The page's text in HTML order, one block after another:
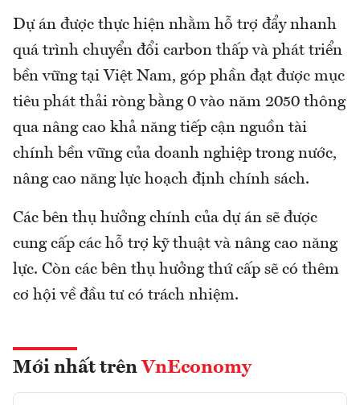
Dự án được thực hiện nhằm hỗ trợ đẩy nhanh
quá trình chuyển đổi carbon thấp và phát triển
bền vững tại Việt Nam, góp phần đạt được mục
tiêu phát thải ròng bằng 0 vào năm 2050 thông
qua nâng cao khả năng tiếp cận nguồn tài
chính bền vững của doanh nghiệp trong nước,
nâng cao năng lực hoạch định chính sách.
Các bên thụ hưởng chính của dự án sẽ được
cung cấp các hỗ trợ kỹ thuật và nâng cao năng
lực. Còn các bên thụ hưởng thứ cấp sẽ có thêm
cơ hội về đầu tư có trách nhiệm.
Mới nhất trên VnEconomy